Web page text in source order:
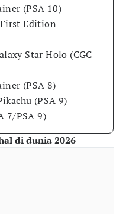
(PSA 10)
Edition
Star Holo (CGC
(PSA 8)
(PSA 9)
7/PSA 9)
di dunia 2026